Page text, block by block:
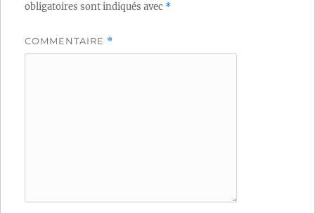
obligatoires sont indiqués avec *
COMMENTAIRE *